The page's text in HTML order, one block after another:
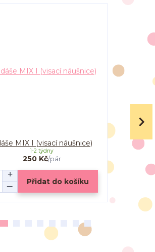
MIX I (visací náušnice)
250 Kč/pár
1-2 týdny
Přidat do košíku
Jidáše